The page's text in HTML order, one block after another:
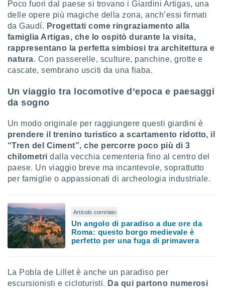
e
per la
dei
del
delle
dei
nostri
Poco fuori dal paese si trovano i Giardini Artigas, una
delle opere più magiche della zona, anch’essi firmati
da Gaudí. Progettati come ringraziamento alla
famiglia Artigas, che lo ospitò durante la visita,
rappresentano la perfetta simbiosi tra architettura e
natura. Con passerelle, sculture, panchine, grotte e
cascate, sembrano usciti da una fiaba.
Un viaggio tra locomotive d’epoca e paesaggi
da sogno
Un modo originale per raggiungere questi giardini è
prendere il trenino turistico a scartamento ridotto, il
“Tren del Ciment”, che percorre poco più di 3
chilometri dalla vecchia cementeria fino al centro del
paese. Un viaggio breve ma incantevole, soprattutto
per famiglie o appassionati di archeologia industriale.
Articolo correlato
Un angolo di paradiso a due ore da
Roma: questo borgo medievale è
perfetto per una fuga di primavera
La Pobla de Lillet è anche un paradiso per
escursionisti e cicloturisti. Da qui partono numerosi